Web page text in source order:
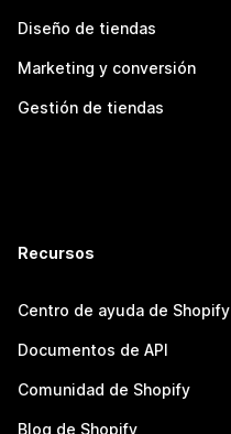
Diseño de tiendas
Marketing y conversión
Gestión de tiendas
Recursos
Centro de ayuda de Shopify
Documentos de API
Comunidad de Shopify
Blog de Shopify